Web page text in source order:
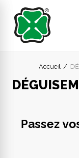
Accueil
Passez